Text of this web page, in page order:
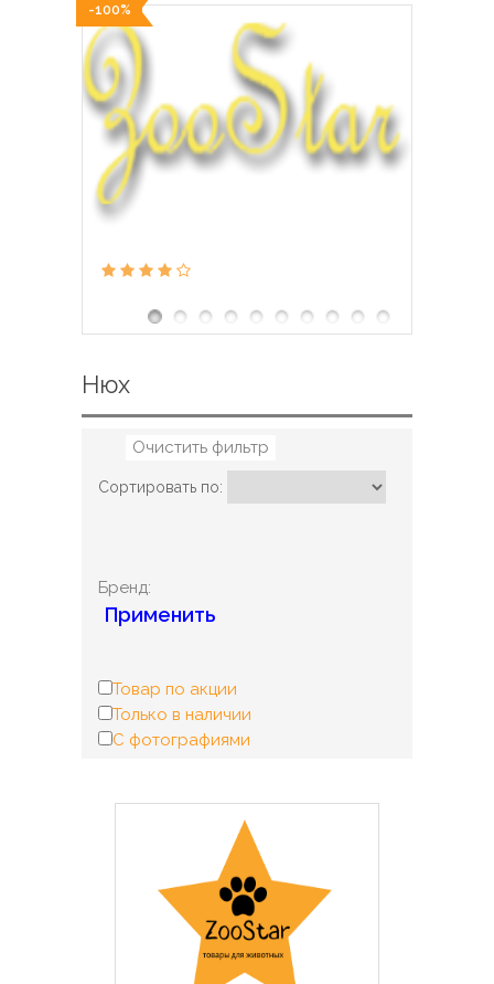
-100%
Нюх
Очистить фильтр
Сортировать по:
Бренд:
Применить
Товар по акции
Только в наличии
С фотографиями